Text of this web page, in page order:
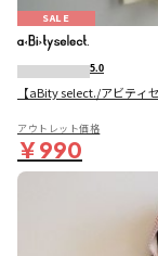
SALE
5.0
【aBity select./アビティ
アウトレット価格
￥990